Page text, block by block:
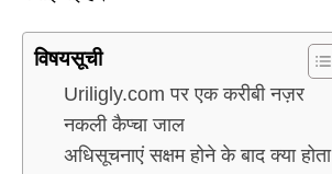
विषयसूची
Uriligly.com पर एक करीबी नज़र
नकली कैप्चा जाल
अधिसूचनाएं सक्षम होने के बाद क्या होता